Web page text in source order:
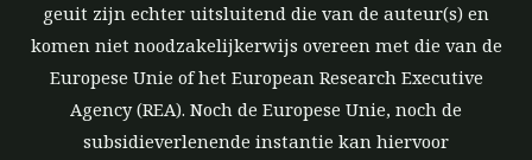
geuit zijn echter uitsluitend die van de auteur(s) en
komen niet noodzakelijkerwijs overeen met die van de
Europese Unie of het European Research Executive
Agency (REA). Noch de Europese Unie, noch de
subsidieverlenende instantie kan hiervoor